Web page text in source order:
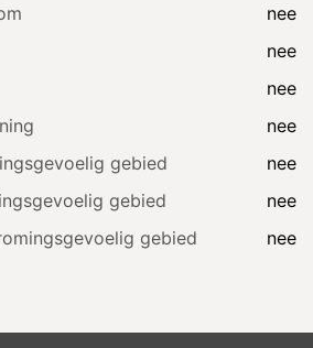
nee
nee
nee
nee
gebied
nee
gebied
nee
gebied
nee